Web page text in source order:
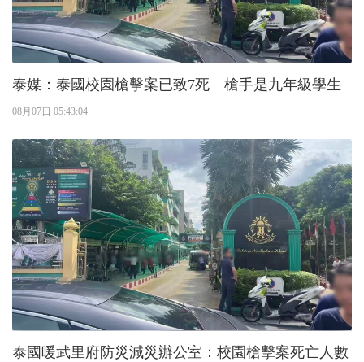
泰媒：泰國校園槍擊案已致7死 槍手是九年級學生
08月07日 05:43:04
泰國暖武里府防災減災辦公室：校園槍擊案死亡人數